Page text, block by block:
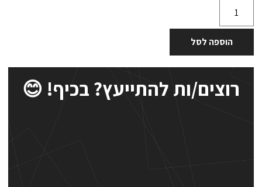
הוספה לסל
רוצים/ות להתייעץ? בכיף! 😊